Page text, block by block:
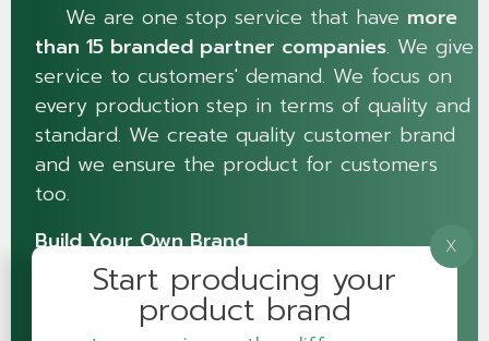
We are one stop service that have more
than 15 branded partner companies. We give
service to customers' demand. We focus on
every production step in terms of quality and
standard. We create quality customer brand
and we ensure the product for customers
too.
Build Your Own Brand
Request a quote
or call052 017 199
Start producing your
product brand
X